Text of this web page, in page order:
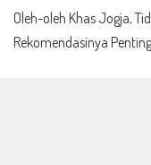
Oleh-oleh Khas Jogja,
Rekomendasinya